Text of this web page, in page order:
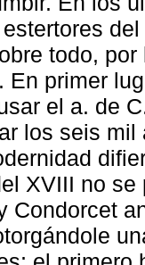
todo,
En primer
el a. de
los seis
XVIII no
Condorcet